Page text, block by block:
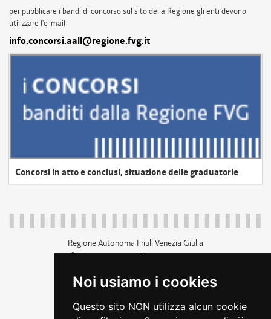
Noi usiamo i cookies
Questo sito NON utilizza alcun cookie
per pubblicare i bandi di concorso sul sito della Regione gli enti devono
utilizzare l'e-mail
info.concorsi.aall@regione.fvg.it
Concorsi in atto e conclusi, situazione delle graduatorie
Regione Autonoma Friuli Venezia Giulia
c.f. 80014930327; p.iva 00526040324
+39 040 3771111